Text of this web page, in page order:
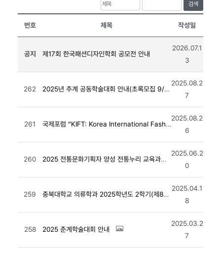
검색
번호 제목 작성일
공지 제17회 한국패션디자인학회 공모전 안내
2026.07.1
3
262 2025년 추계 공동학술대회 안내(초록모집 9/28일까지 연장)
2025.08.2
7
261 국제포럼 “KIFT: Korea International Fashion Tech” 개최 안내
2025.08.2
6
260 2025 전통문화기획자 양성 전통누리 교육과정 모집 홍보
2025.06.2
0
259 충북대학교 의류학과 2025학년도 2학기(제88회) 전임교원 초빙 안내
2025.04.1
8
258 2025 춘계학술대회 안내
2025.03.2
7